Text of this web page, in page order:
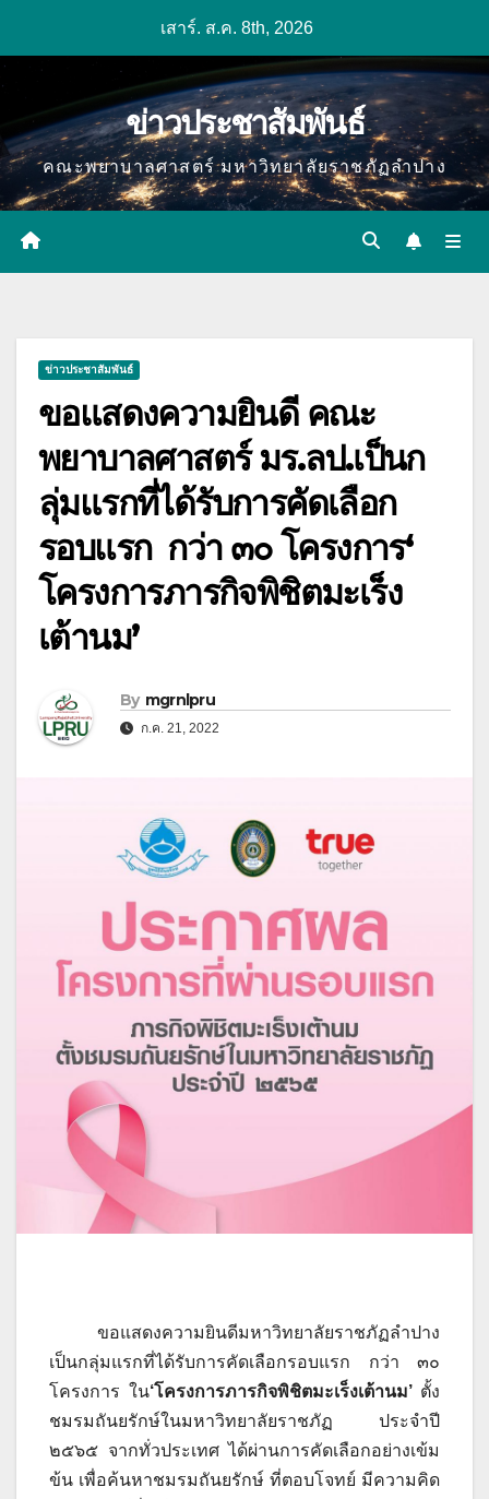
เสาร์. ส.ค. 8th, 2026
ข่าวประชาสัมพันธ์
คณะพยาบาลศาสตร์ มหาวิทยาลัยราชภัฏลำปาง
ข่าวประชาสัมพันธ์
ขอแสดงความยินดี คณะ
พยาบาลศาสตร์ มร.ลป.เป็นก
ลุ่มแรกที่ได้รับการคัดเลือก
รอบแรก กว่า ๓๐ โครงการ‘
โครงการภารกิจพิชิตมะเร็ง
เต้านม’
By mgrnlpru
ก.ค. 21, 2022
ขอแสดงความยินดีมหาวิทยาลัยราชภัฏลำปาง
เป็นกลุ่มแรกที่ได้รับการคัดเลือกรอบแรก กว่า ๓๐
โครงการ ใน‘โครงการภารกิจพิชิตมะเร็งเต้านม’ ตั้ง
ชมรมถันยรักษ์ในมหาวิทยาลัยราชภัฏ ประจำปี
๒๕๖๕ จากทั่วประเทศ ได้ผ่านการคัดเลือกอย่างเข้ม
ข้น เพื่อค้นหาชมรมถันยรักษ์ ที่ตอบโจทย์ มีความคิด